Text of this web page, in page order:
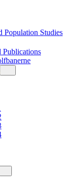
Population Studies
Publications